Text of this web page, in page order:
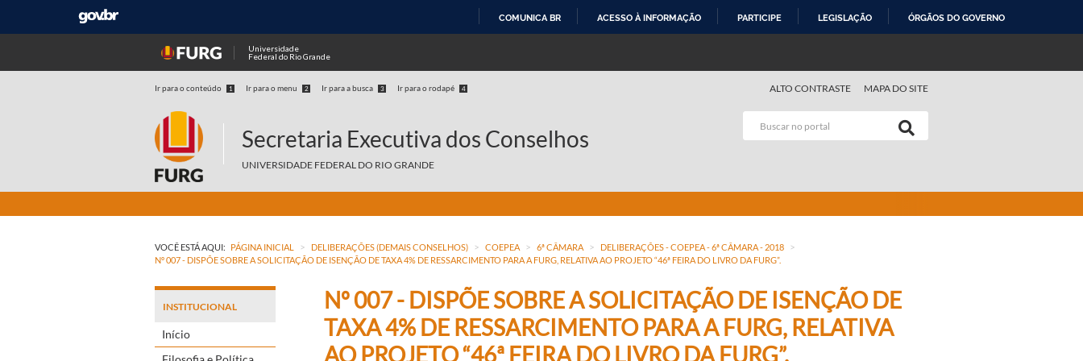
COMUNICA BR ACESSO À INFORMAÇÃO PARTICIPE LEGISLAÇÃO ÓRGÃOS DO GOVERNO
Universidade
Federal do Rio Grande
Ir para o conteúdo 1 Ir para o menu 2 Ir para a busca 3 Ir para o rodapé 4 ALTO CONTRASTE MAPA DO SITE
Secretaria Executiva dos Conselhos
UNIVERSIDADE FEDERAL DO RIO GRANDE
VOCÊ ESTÁ AQUI: PÁGINA INICIAL > DELIBERAÇÕES (DEMAIS CONSELHOS) > COEPEA > 6ª CÂMARA > DELIBERAÇÕES - COEPEA - 6ª CÂMARA - 2018 >
Nº 007 - DISPÕE SOBRE A SOLICITAÇÃO DE ISENÇÃO DE TAXA 4% DE RESSARCIMENTO PARA A FURG, RELATIVA AO PROJETO “46ª FEIRA DO LIVRO DA FURG”.
INSTITUCIONAL
Início
Nº 007 - DISPÕE SOBRE A SOLICITAÇÃO DE ISENÇÃO DE
TAXA 4% DE RESSARCIMENTO PARA A FURG, RELATIVA
AO PROJETO “46ª FEIRA DO LIVRO DA FURG”.